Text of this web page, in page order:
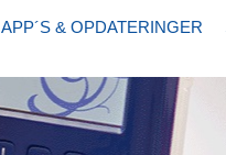
APP´S & OPDATERINGER